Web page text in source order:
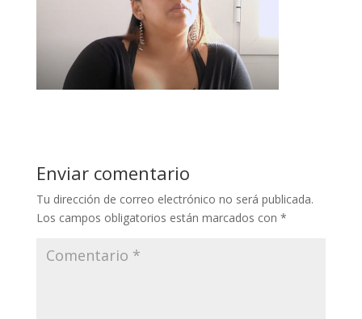
Enviar comentario
Tu dirección de correo electrónico no será publicada.
Los campos obligatorios están marcados con *